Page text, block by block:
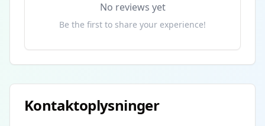
No reviews yet
Be the first to share your experience!
Kontaktoplysninger